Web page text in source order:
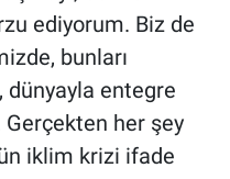
ediyorum. Biz de
bunları
entegre
her şey
iklim krizi ifade